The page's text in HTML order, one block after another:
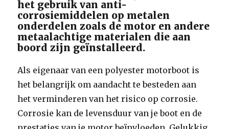
het gebruik van anti-
corrosiemiddelen op metalen
onderdelen zoals de motor en andere
metaalachtige materialen die aan
boord zijn geïnstalleerd.
Als eigenaar van een polyester motorboot is
het belangrijk om aandacht te besteden aan
het verminderen van het risico op corrosie.
Corrosie kan de levensduur van je boot en de